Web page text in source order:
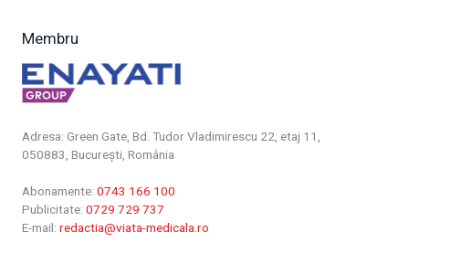
Membru
Adresa: Green Gate, Bd. Tudor Vladimirescu 22, etaj 11,
050883, Bucureşti, România
Abonamente: 0743 166 100
Publicitate: 0729 729 737
E-mail: redactia@viata-medicala.ro